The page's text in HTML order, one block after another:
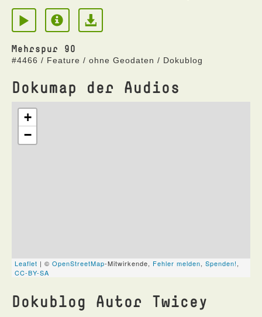
Mehrspur 90
#4466 / Feature / ohne Geodaten / Dokublog
Dokumap der Audios
Dokublog Autor Twicey